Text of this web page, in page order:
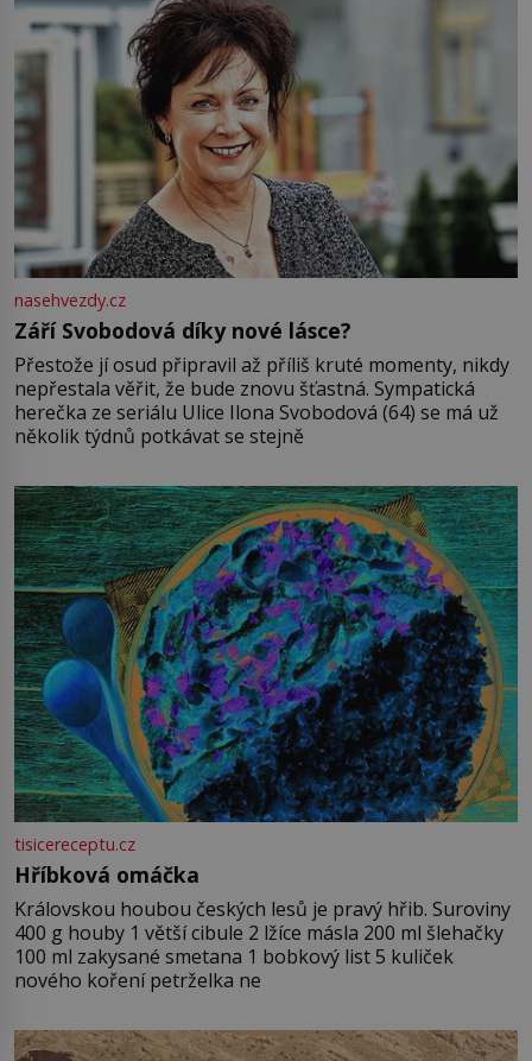
nasehvezdy.cz
Září Svobodová díky nové lásce?
Přestože jí osud připravil až příliš kruté momenty, nikdy
nepřestala věřit, že bude znovu šťastná. Sympatická
herečka ze seriálu Ulice Ilona Svobodová (64) se má už
několik týdnů potkávat se stejně
tisicereceptu.cz
Hříbková omáčka
Královskou houbou českých lesů je pravý hřib. Suroviny
400 g houby 1 větší cibule 2 lžíce másla 200 ml šlehačky
100 ml zakysané smetana 1 bobkový list 5 kuliček
nového koření petrželka ne